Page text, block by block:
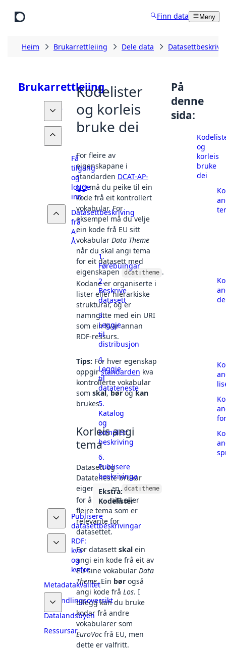
Finn data Meny
Heim Brukarrettleiing Dele data
Brukarrettleiing
Finne
data
Dele
data
Få
tilgang
og
logge
inn
Datasettbeskriving
frå
A-
Å
1.
Førebuingar
2.
Beskrive
datasett
3.
Leggje
til
distribusjon
4.
Leggje
til
datateneste
5.
Katalog
og
komplett
beskriving
6.
Publisere
beskrivinga
Ekstra:
Kodelister
Publisere
datasettbeskrivingar
RDF:
kva
og
kvifor
Metadatakvalitet
Behandlingsoversikt
Datalandsbyen
Ressursar
Kodelister
og korleis
bruke dei
For fleire av
eigenskapane i
standarden DCAT-AP-
NOmå du peike til ein
kode frå eit kontrollert
vokabular. For
eksempel må du velje
ein kode frå EU sitt
vokabular Data Theme
når du skal angi tema
for eit datasett med
eigenskapen
dcat:theme .
Kodane er organiserte i
lister eller hierarkiske
strukturar, og er
namngitte med ein URI
som ein kvar annan
RDF-ressurs.
Tips: For hver egenskap
oppgirstandarden kva
kontrollerte vokabular
som skal,børogkan
brukes.
Korleis angi
tema
Datasett og
Datateneste brukar
eigenskapen dcat:theme
for å angi eitt eller
fleire tema som er
relevante for
datasettet.
For datasett skal ein
angi ein kode frå eit av
EU sine vokabular Data
Theme. Ein bør også
angi kode frå Los. I
tillegg kan du bruke
kodar frå andre
vokabularer som
EuroVocfrå EU, men
dette er valfritt.
På
denne
sida:
og
korleis
bruke
dei